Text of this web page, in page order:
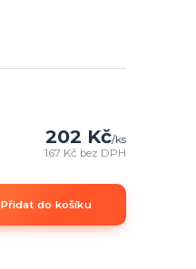
202 Kč/ks
167 Kč bez DPH
Přidat do košíku